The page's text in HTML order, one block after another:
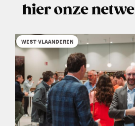
hier onze
WEST-VLAANDEREN